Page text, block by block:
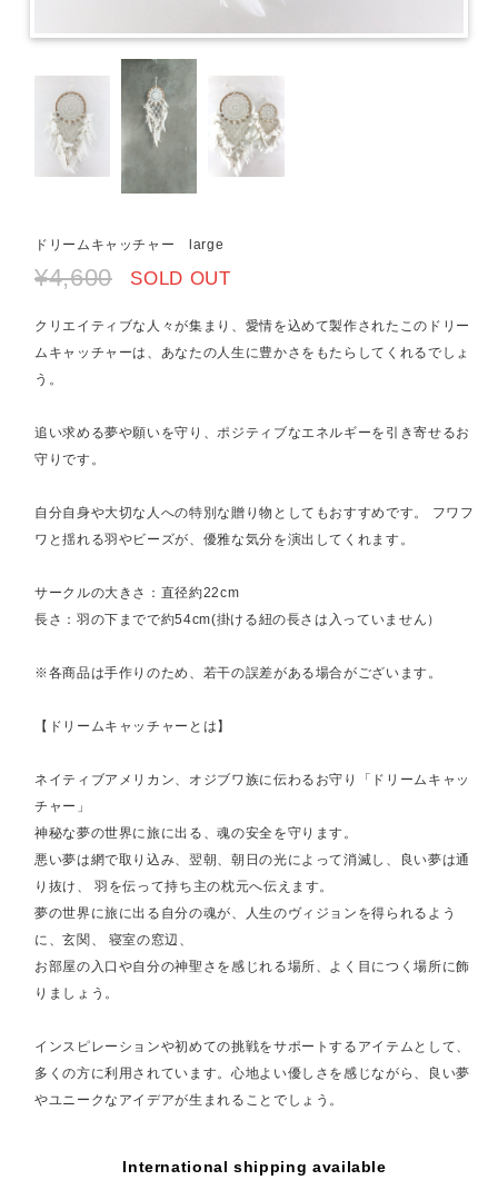
ドリームキャッチャー large
¥4,600 SOLD OUT
クリエイティブな人々が集まり、愛情を込めて製作されたこのドリー
ムキャッチャーは、あなたの人生に豊かさをもたらしてくれるでしょ
う。
追い求める夢や願いを守り、ポジティブなエネルギーを引き寄せるお
守りです。
自分自身や大切な人への特別な贈り物としてもおすすめです。 フワフ
ワと揺れる羽やビーズが、優雅な気分を演出してくれます。
サークルの大きさ：直径約22cm
長さ：羽の下までで約54cm(掛ける紐の長さは入っていません）
※各商品は手作りのため、若干の誤差がある場合がございます。
【ドリームキャッチャーとは】
ネイティブアメリカン、オジブワ族に伝わるお守り「ドリームキャッ
チャー」
神秘な夢の世界に旅に出る、魂の安全を守ります。
悪い夢は網で取り込み、翌朝、朝日の光によって消滅し、良い夢は通
り抜け、 羽を伝って持ち主の枕元へ伝えます。
夢の世界に旅に出る自分の魂が、人生のヴィジョンを得られるよう
に、玄関、 寝室の窓辺、
お部屋の入口や自分の神聖さを感じれる場所、よく目につく場所に飾
りましょう。
インスピレーションや初めての挑戦をサポートするアイテムとして、
多くの方に利用されています。心地よい優しさを感じながら、良い夢
やユニークなアイデアが生まれることでしょう。
International shipping available